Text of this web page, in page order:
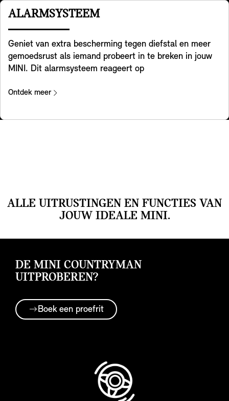
kan je heel eenvodig met behulp van Comfort Display
ALARMSYSTEEM
Geniet van extra bescherming tegen diefstal en meer
gemoedsrust als iemand probeert in te breken in jouw
MINI. Dit alarmsysteem reageert op
waarschuwingsgeluid te laten horen en de knipperende
binnenspiegel geeft aan dat het systeem geactiveerd is.
Ontdek meer
ALLE UITRUSTINGEN EN FUNCTIES VAN
JOUW IDEALE MINI.
DE MINI COUNTRYMAN
UITPROBEREN?
Boek een proefrit